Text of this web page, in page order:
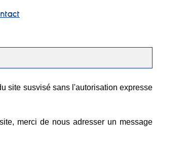
site susvisé sans l'autorisation expresse
merci de nous adresser un message